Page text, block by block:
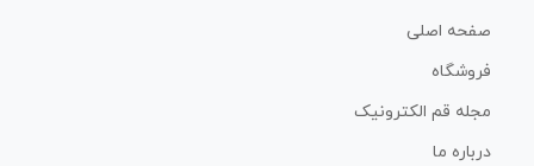
صفحه اصلی
فروشگاه
مجله قم الکترونیک
درباره ما